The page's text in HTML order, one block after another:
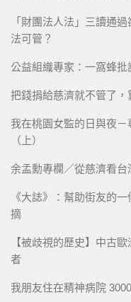
「財團法人法」三讀通
法可管？
公益組織專家：一窩蜂批
把錢捐給慈濟就不管了，
我在桃園女監的日與夜
（上）
余孟勳專欄／從慈濟看
《大誌》：幫助街友的
摘
【被歧視的歷史】中古
者
我朋友住在精神病院